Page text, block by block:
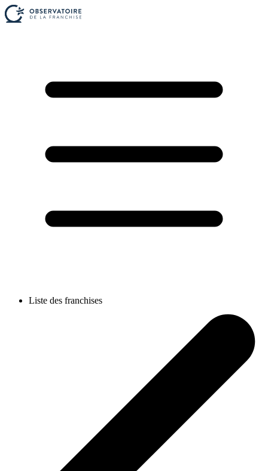
Liste des franchises